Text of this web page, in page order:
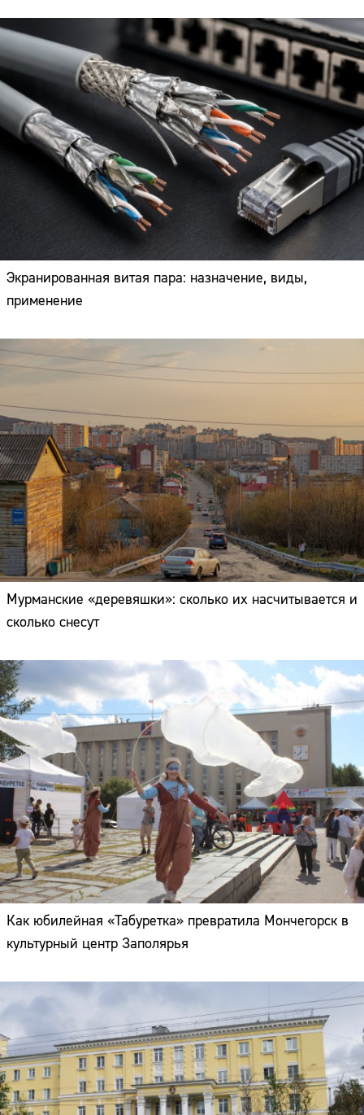
Экранированная витая пара: назначение, виды,
применение
Мурманские «деревяшки»: сколько их насчитывается и
сколько снесут
Как юбилейная «Табуретка» превратила Мончегорск в
культурный центр Заполярья